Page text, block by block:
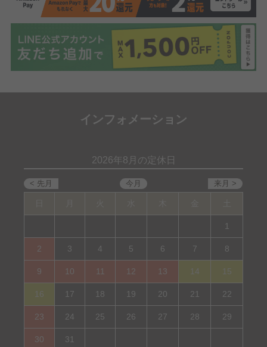
インフォメーション
2026年8月の定休日
1
2 3 4 5 6 7 8
9 10 11 12 13 14 15
16 17 18 19 20 21 22
23 24 25 26 27 28 29
30 31